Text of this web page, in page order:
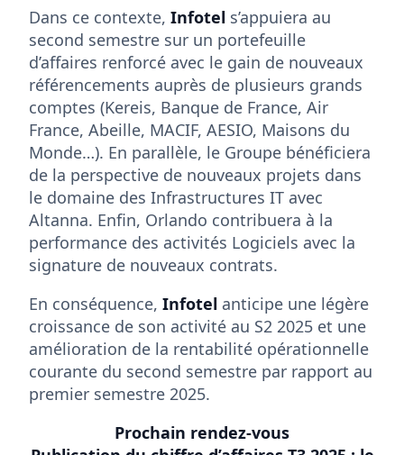
Dans ce contexte, Infotel s’appuiera au
second semestre sur un portefeuille
d’affaires renforcé avec le gain de nouveaux
référencements auprès de plusieurs grands
comptes (Kereis, Banque de France, Air
France, Abeille, MACIF, AESIO, Maisons du
Monde…). En parallèle, le Groupe bénéficiera
de la perspective de nouveaux projets dans
le domaine des Infrastructures IT avec
Altanna. Enfin, Orlando contribuera à la
performance des activités Logiciels avec la
signature de nouveaux contrats.
En conséquence, Infotel anticipe une légère
croissance de son activité au S2 2025 et une
amélioration de la rentabilité opérationnelle
courante du second semestre par rapport au
premier semestre 2025.
Prochain rendez-vous